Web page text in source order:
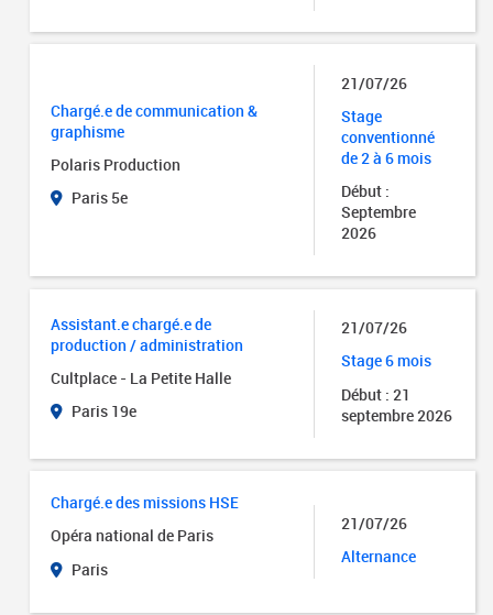
Chargé.e de communication &
graphisme
Polaris Production
Paris 5e
21/07/26
Stage
conventionné
de 2 à 6 mois
Début :
Septembre
2026
Assistant.e chargé.e de
production / administration
Cultplace - La Petite Halle
Paris 19e
21/07/26
Stage 6 mois
Début : 21
septembre 2026
Chargé.e des missions HSE
Opéra national de Paris
Paris
21/07/26
Alternance